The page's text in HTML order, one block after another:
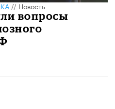
//Новость
вопросы